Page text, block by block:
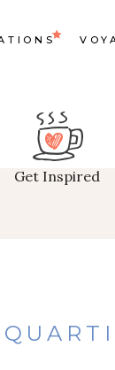
Get Inspired